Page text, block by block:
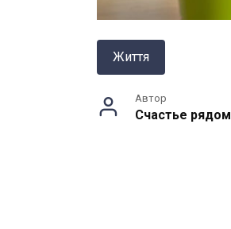
Життя
Автор
Счастье рядом